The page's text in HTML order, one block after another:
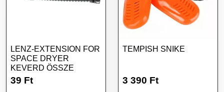
LENZ-EXTENSION FOR
SPACE DRYER
KEVERD ÖSSZE
39 Ft
TEMPISH SNIKE
3 390 Ft